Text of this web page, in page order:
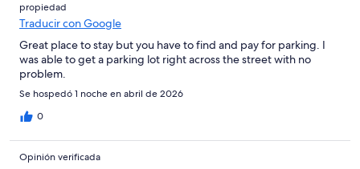
propiedad
Traducir con Google
Great place to stay but you have to find and pay for parking. I
was able to get a parking lot right across the street with no
problem.
Se hospedó 1 noche en abril de 2026
0
Opinión verificada